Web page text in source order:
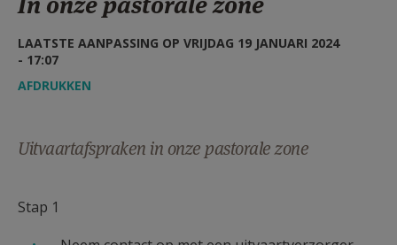
AANMELDEN OF REGISTREREN
LAATSTE AANPASSING OP VRIJDAG 19 JANUARI 2024
- 17:07
AFDRUKKEN
Uitvaartafspraken in onze pastorale zone
Stap 1